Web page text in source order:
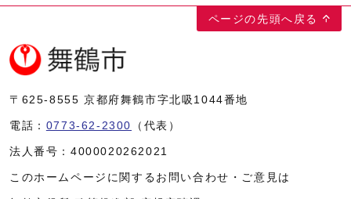
ページの先頭へ戻る
〒625-8555 京都府舞鶴市字北吸1044番地
電話： 0773-62-2300 （代表）
法人番号： 4000020262021
このホームページに関するお問い合わせ・ご意見は